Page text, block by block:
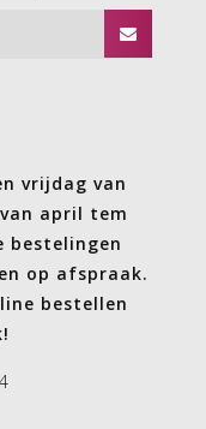
vrijdag van
april tem
bestelingen
op afspraak.
bestellen